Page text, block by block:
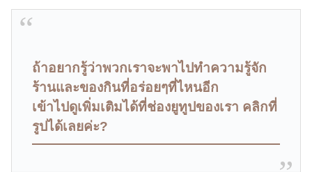
ถ้าอยากรู้ว่าพวกเราจะพาไปทำความรู้จัก
ร้านและของกินที่อร่อยๆที่ไหนอีก
เข้าไปดูเพิ่มเติมได้ที่ช่องยูทูปของเรา คลิกที่
รูปได้เลยค่ะ?